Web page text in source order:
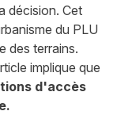
décision. Cet
du PLU
des terrains.
implique que
d'accès